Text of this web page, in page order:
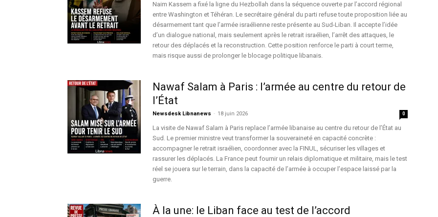
Naim Kassem a fixé la ligne du Hezbollah dans la séquence ouverte par l’accord régional
entre Washington et Téhéran. Le secrétaire général du parti refuse toute proposition liée au
désarmement tant que l’armée israélienne reste présente au Sud-Liban. Il accepte l’idée
d’un dialogue national, mais seulement après le retrait israélien, l’arrêt des attaques, le
retour des déplacés et la reconstruction. Cette position renforce le parti à court terme,
mais risque aussi de prolonger le blocage politique libanais.
Nawaf Salam à Paris : l’armée au centre du retour de
l’État
Newsdesk Libnanews - 18 juin 2026 0
La visite de Nawaf Salam à Paris replace l’armée libanaise au centre du retour de l’État au
Sud. Le premier ministre veut transformer la souveraineté en capacité concrète :
accompagner le retrait israélien, coordonner avec la FINUL, sécuriser les villages et
rassurer les déplacés. La France peut fournir un relais diplomatique et militaire, mais le test
réel se jouera sur le terrain, dans la capacité de l’armée à occuper l’espace laissé par la
guerre.
À la une: le Liban face au test de l’accord